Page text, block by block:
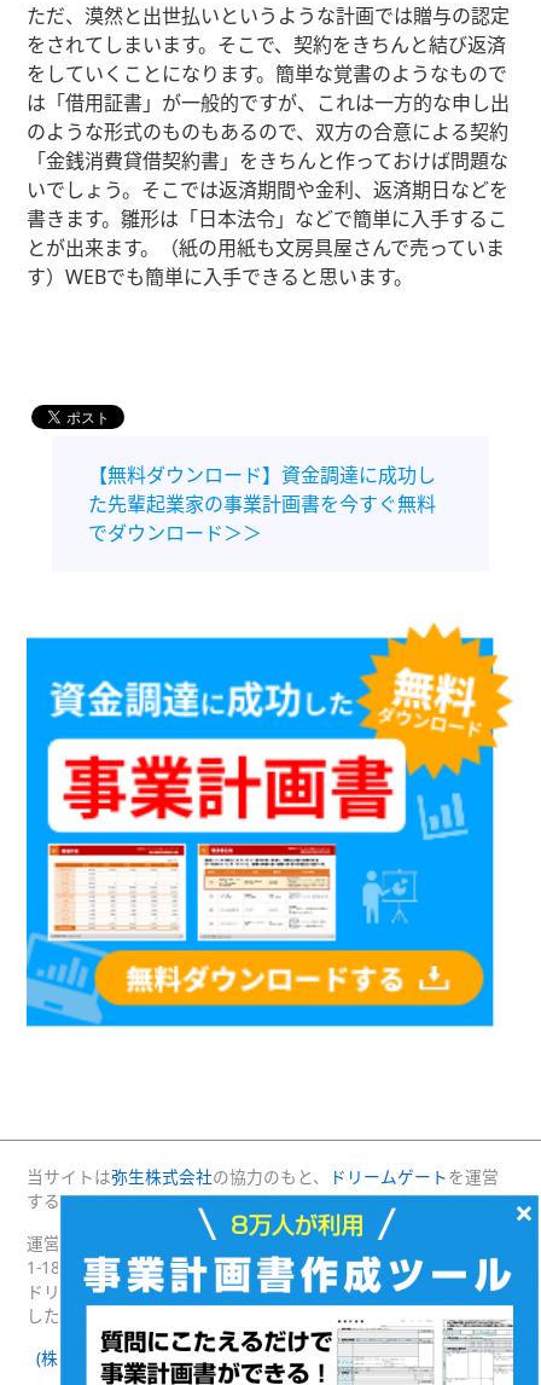
ただ、漠然と出世払いというような計画では贈与の認定
をされてしまいます。そこで、契約をきちんと結び返済
をしていくことになります。簡単な覚書のようなもので
は「借用証書」が一般的ですが、これは一方的な申し出
のような形式のものもあるので、双方の合意による契約
「金銭消費貸借契約書」をきちんと作っておけば問題な
いでしょう。そこでは返済期間や金利、返済期日などを
書きます。雛形は「日本法令」などで簡単に入手するこ
とが出来ます。（紙の用紙も文房具屋さんで売っていま
す）WEBでも簡単に入手できると思います。
【無料ダウンロード】資金調達に成功し
た先輩起業家の事業計画書を今すぐ無料
でダウンロード＞＞
当サイトは弥生株式会社の協力のもと、 ドリームゲートを運営
する(株)プロジェクトニッポンが運営・管理しています。
運営：(株)プロジェクトニッポン 〒160-0004 東京都新宿区四谷
1-18 綿半野原ビル別館8階
ドリームゲートは経済産業省の後援を受けて2003年4月に発足
した日本最大級の起業支援プラットフォームです。
(株)プロジェクトニッポン 会社概要 ｜ ドリームゲートとは｜
×